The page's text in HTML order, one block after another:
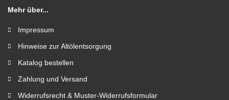
Mehr über...
Impressum
Hinweise zur Altölentsorgung
Katalog bestellen
Zahlung und Versand
Widerrufsrecht & Muster-Widerrufsformular